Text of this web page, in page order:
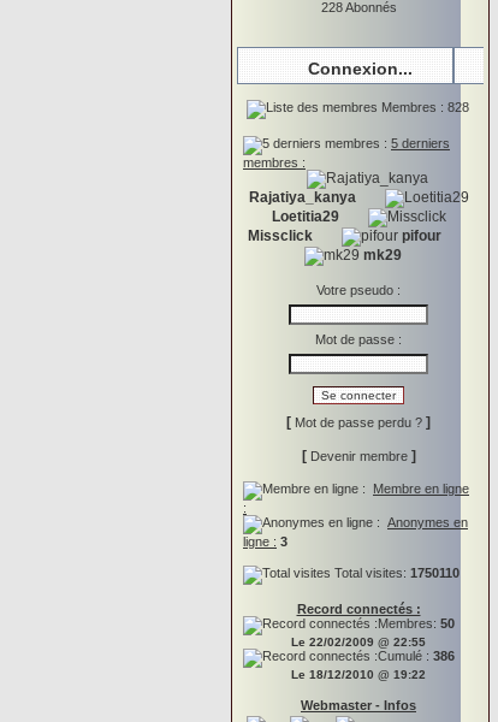
228 Abonnés
Connexion...
Membres : 828
5 derniers
membres :
Rajatiya_kanya
Loetitia29
Missclick
pifour
mk29
Votre pseudo :
Mot de passe :
[ Mot de passe perdu ? ]
[ Devenir membre]
Membre en ligne
:
Anonymes en
ligne : 3
Total visites: 1750110
Record connectés :
Membres: 50
Le 22/02/2009 @ 22:55
Cumulé : 386
Le 18/12/2010 @ 19:22
Webmaster - Infos